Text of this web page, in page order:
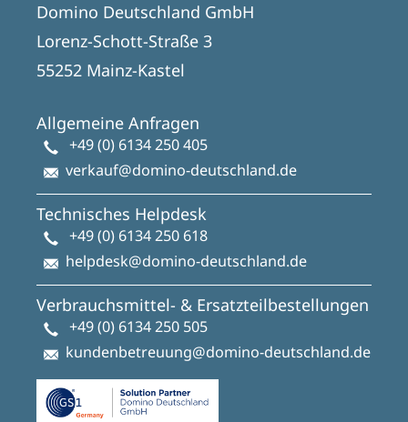
Domino Deutschland GmbH
Lorenz-Schott-Straße 3
55252 Mainz-Kastel
Allgemeine Anfragen
+49 (0) 6134 250 405
verkauf@domino-deutschland.de
Technisches Helpdesk
+49 (0) 6134 250 618
helpdesk@domino-deutschland.de
Verbrauchsmittel- & Ersatzteilbestellungen
+49 (0) 6134 250 505
kundenbetreuung@domino-deutschland.de